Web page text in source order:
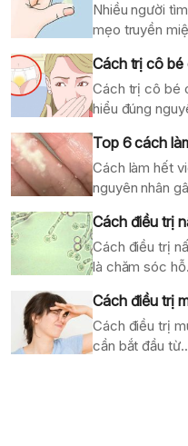
Nhiều người
mẹo truyền
Cách trị cô bé
Cách trị cô bé
hiểu đúng
Top 6 cách
Cách làm hết
nguyên nhân
Cách điều trị
Cách điều trị
là chăm sóc
Cách điều trị
Cách điều trị
cần bắt đầu